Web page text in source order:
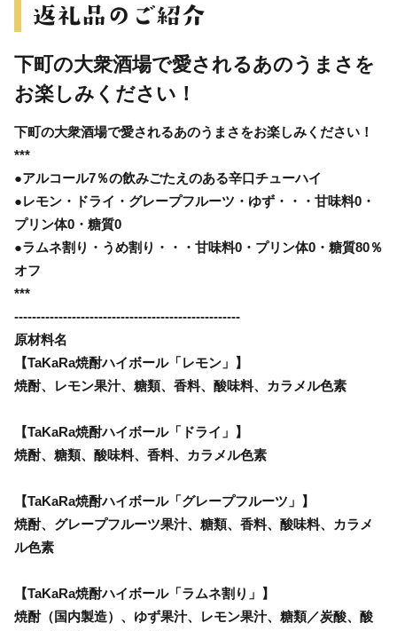
下町の大衆酒場で愛されるあのうまさを
お楽しみください！
下町の大衆酒場で愛されるあのうまさをお楽しみください！
***
●アルコール7％の飲みごたえのある辛口チューハイ
●レモン・ドライ・グレープフルーツ・ゆず・・・甘味料0・
プリン体0・糖質0
●ラムネ割り・うめ割り・・・甘味料0・プリン体0・糖質80％
オフ
***
---------------------------------------------------
原材料名
【TaKaRa焼酎ハイボール「レモン」】
焼酎、レモン果汁、糖類、香料、酸味料、カラメル色素
【TaKaRa焼酎ハイボール「ドライ」】
焼酎、糖類、酸味料、香料、カラメル色素
【TaKaRa焼酎ハイボール「グレープフルーツ」】
焼酎、グレープフルーツ果汁、糖類、香料、酸味料、カラメ
ル色素
【TaKaRa焼酎ハイボール「ラムネ割り」】
焼酎（国内製造）、ゆず果汁、レモン果汁、糖類／炭酸、酸